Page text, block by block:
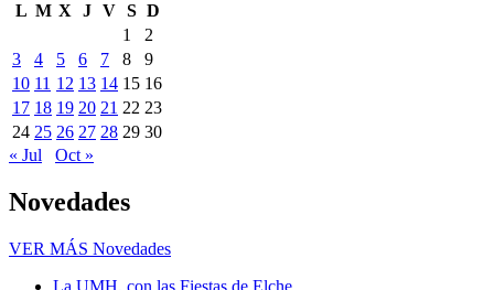
L M X J V S D
1
2
3
4 5 6 7 8
9
10 11 12 13 14 15 16
17 18 19 20 21 22 23
24 25 26 27 28 29 30
« Jul
Oct »
Novedades
VER MÁS Novedades